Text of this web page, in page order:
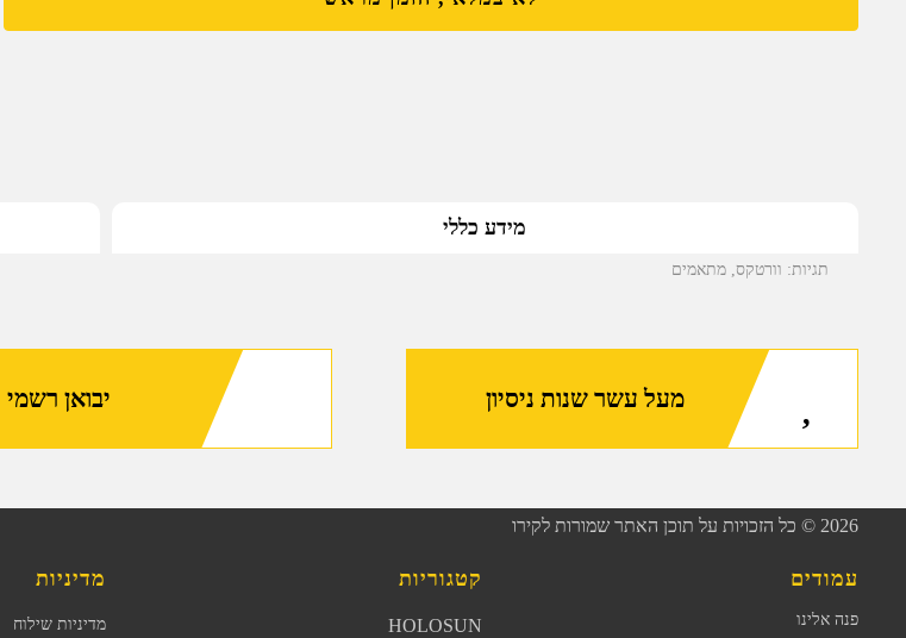
לחיבור
מידע כללי
תגיות: וורטקס, מתאמים
מעל עשר שנות ניסיון יבואן רשמי
2026 © כל הזכויות על תוכן האתר שמורות לקירו
עמודים
פנה אלינו
קטגוריות
HOLOSUN
מדיניות
מדיניות שילוח